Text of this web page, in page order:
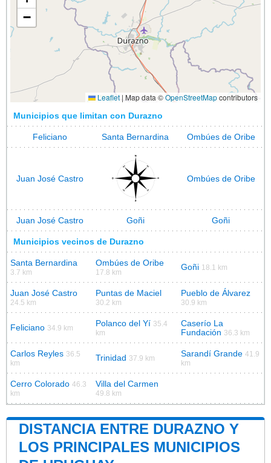
−
Leaflet | Map data ©OpenStreetMapcontributors
Municipios que limitan con Durazno
Feliciano Santa Bernardina Ombúes de Oribe
Juan José Castro Ombúes de Oribe
Juan José Castro Goñi Goñi
Municipios vecinos de Durazno
Santa Bernardina
3.7 km
Ombúes de Oribe
17.8 km
Goñi 18.1 km
Juan José Castro
24.5 km
Puntas de Maciel
30.2 km
Pueblo de Álvarez
30.9 km
Feliciano 34.9 km Polanco del Yí 35.4
km
Caserío La
Fundación 36.3 km
Carlos Reyles 36.5
km
Trinidad 37.9 km Sarandí Grande 41.9
km
Cerro Colorado 46.3
km
Villa del Carmen
49.8 km
DISTANCIA ENTRE DURAZNO Y
LOS PRINCIPALES MUNICIPIOS